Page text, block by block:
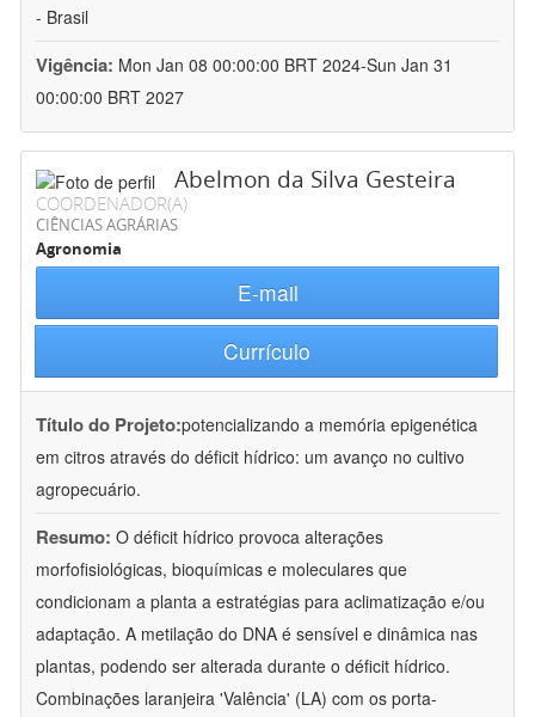
- Brasil
Vigência: Mon Jan 08 00:00:00 BRT 2024-Sun Jan 31
00:00:00 BRT 2027
Abelmon da Silva Gesteira
COORDENADOR(A)
CIÊNCIAS AGRÁRIAS
Agronomia
E-mail
Currículo
Título do Projeto:potencializando a memória epigenética
em citros através do déficit hídrico: um avanço no cultivo
agropecuário.
Resumo: O déficit hídrico provoca alterações
morfofisiológicas, bioquímicas e moleculares que
condicionam a planta a estratégias para aclimatização e/ou
adaptação. A metilação do DNA é sensível e dinâmica nas
plantas, podendo ser alterada durante o déficit hídrico.
Combinações laranjeira 'Valência' (LA) com os porta-